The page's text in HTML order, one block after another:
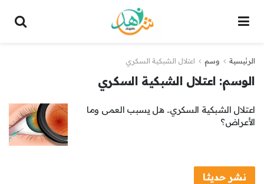
الرئيسية وسم اعتلال الشبكية السكري
الوسم: اعتلال الشبكية السكري
اعتلال الشبكية السكري.. هل يسبب العمى وما
الأعراض؟
نشر حديثا